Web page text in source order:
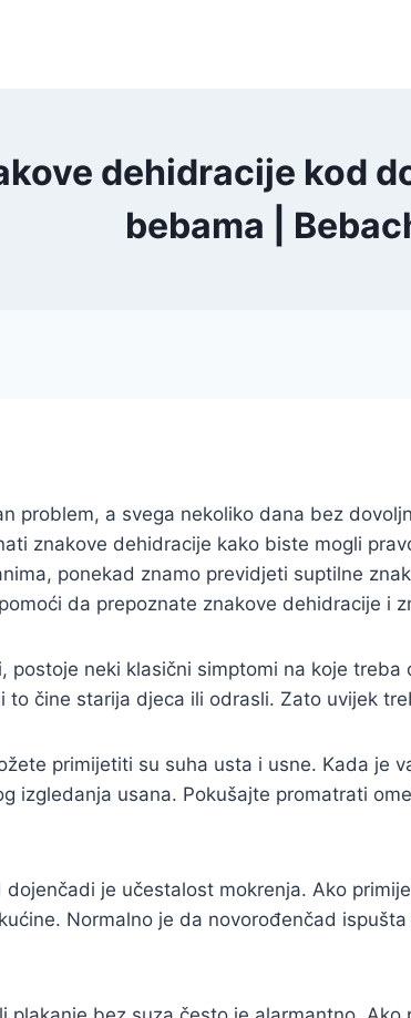
dehidracije kod
bebama |
problem, a svega nekoliko dana bez
znakove dehidracije kako biste mogli
ponekad znamo previdjeti suptilne
da prepoznate znakove dehidracije i
postoje neki klasični simptomi na koje
to čine starija djeca ili odrasli. Zato uvijek
primijetiti su suha usta i usne. Kada je
izgledanja usana. Pokušajte promatrati
je učestalost mokrenja. Ako
Normalno je da novorođenčad